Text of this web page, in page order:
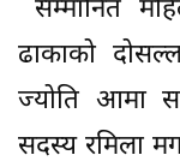
सम्मानित
ढाकाको
ज्योति आमा
सदस्य रमिला